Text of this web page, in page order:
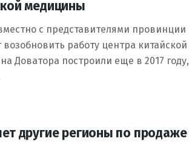
медицины
с представителями провинции
работу центра китайской
Доватора построили еще в 2017 году,
другие регионы по продаже